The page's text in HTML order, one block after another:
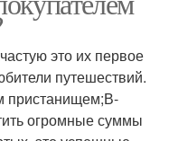
это их первое
путешествий.
пристанищем;В-
огромные суммы